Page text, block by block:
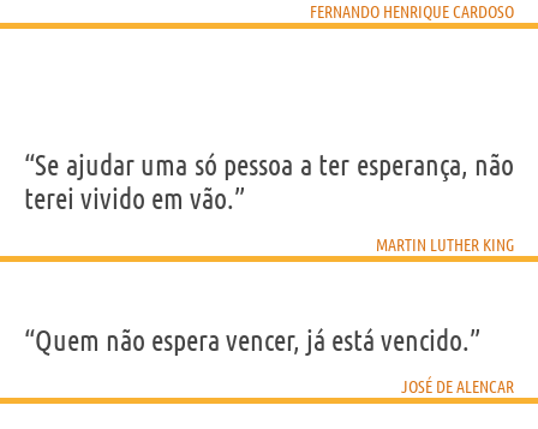
FERNANDO HENRIQUE CARDOSO
“Se ajudar uma só pessoa a ter esperança, não
terei vivido em vão.”
MARTIN LUTHER KING
“Quem não espera vencer, já está vencido.”
JOSÉ DE ALENCAR